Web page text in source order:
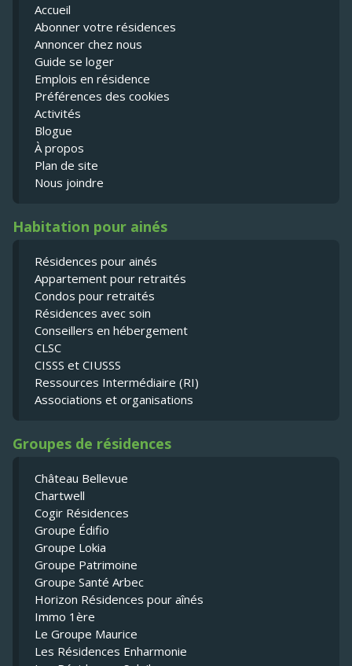
Accueil
Abonner votre résidences
Annoncer chez nous
Guide se loger
Emplois en résidence
Préférences des cookies
Activités
Blogue
À propos
Plan de site
Nous joindre
Habitation pour ainés
Résidences pour ainés
Appartement pour retraités
Condos pour retraités
Résidences avec soin
Conseillers en hébergement
CLSC
CISSS et CIUSSS
Ressources Intermédiaire (RI)
Associations et organisations
Groupes de résidences
Château Bellevue
Chartwell
Cogir Résidences
Groupe Édifio
Groupe Lokia
Groupe Patrimoine
Groupe Santé Arbec
Horizon Résidences pour aînés
Immo 1ère
Le Groupe Maurice
Les Résidences Enharmonie